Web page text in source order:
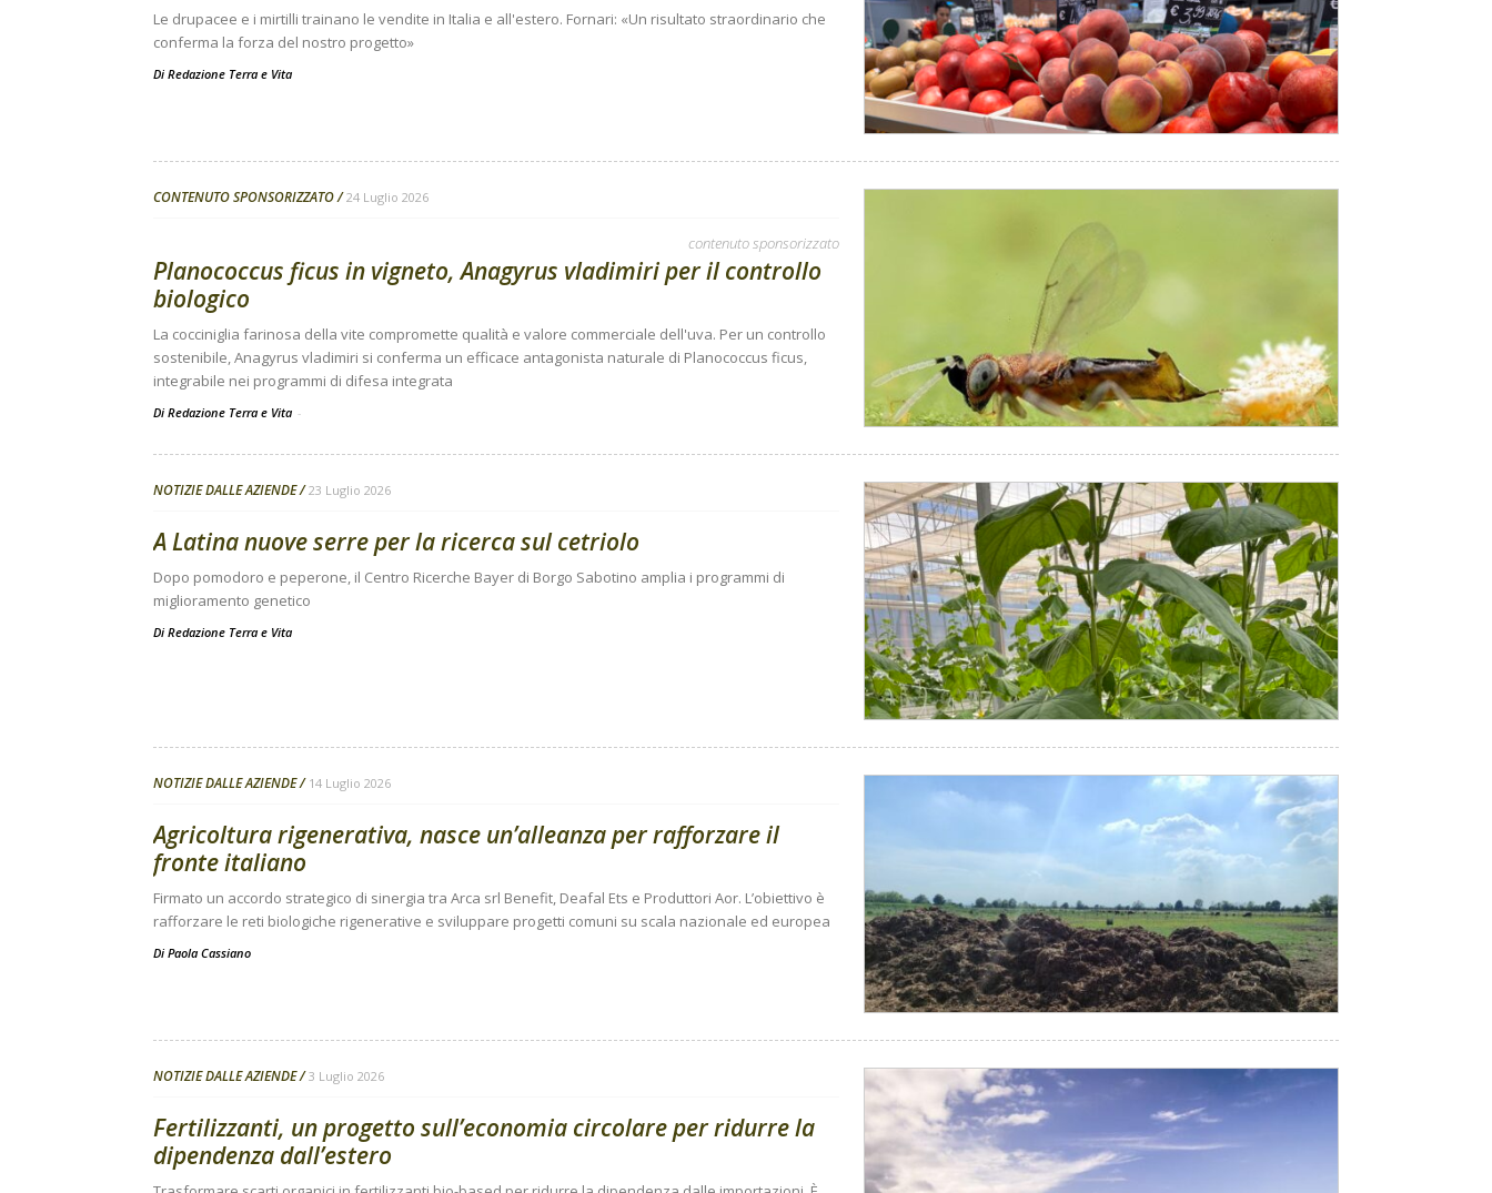
Le drupacee e i mirtilli trainano le vendite in Italia e all'estero. Fornari: «Un risultato straordinario che
conferma la forza del nostro progetto»
Di Redazione Terra e Vita
CONTENUTO SPONSORIZZATO 24 Luglio 2026
contenuto sponsorizzato
Planococcus ficus in vigneto, Anagyrus vladimiri per il controllo
biologico
La cocciniglia farinosa della vite compromette qualità e valore commerciale dell'uva. Per un controllo
sostenibile, Anagyrus vladimiri si conferma un efficace antagonista naturale di Planococcus ficus,
integrabile nei programmi di difesa integrata
Di Redazione Terra e Vita -
NOTIZIE DALLE AZIENDE 23 Luglio 2026
A Latina nuove serre per la ricerca sul cetriolo
Dopo pomodoro e peperone, il Centro Ricerche Bayer di Borgo Sabotino amplia i programmi di
miglioramento genetico
Di Redazione Terra e Vita
NOTIZIE DALLE AZIENDE 14 Luglio 2026
Agricoltura rigenerativa, nasce un’alleanza per rafforzare il
fronte italiano
Firmato un accordo strategico di sinergia tra Arca srl Benefit, Deafal Ets e Produttori Aor. L’obiettivo è
rafforzare le reti biologiche rigenerative e sviluppare progetti comuni su scala nazionale ed europea
Di Paola Cassiano
NOTIZIE DALLE AZIENDE 3 Luglio 2026
Fertilizzanti, un progetto sull’economia circolare per ridurre la
dipendenza dall’estero